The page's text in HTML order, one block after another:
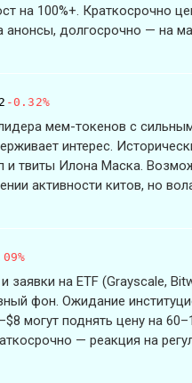
на 100%+. Краткосрочно
анонсы, долгосрочно — на
-0.32%
мем-токенов с
интерес.
и твиты Илона Маска.
активности китов, но
заявки на ETF (Grayscale,
фон. Ожидание
могут поднять цену на
— реакция на